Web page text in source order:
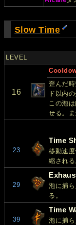
Slow Time
LEVEL
16
歪んだ
ド以内
この泡
せる。
23
Time
移動速
縮される
29 泡に捕
る。
39
Time
泡に捕ら